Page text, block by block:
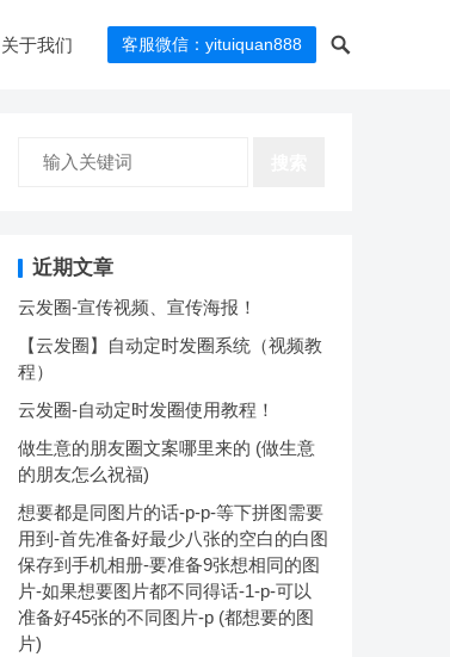
关于我们 客服微信：yituiquan888
近期文章
云发圈-宣传视频、宣传海报！
【云发圈】自动定时发圈系统（视频教
程）
云发圈-自动定时发圈使用教程！
做生意的朋友圈文案哪里来的 (做生意
的朋友怎么祝福)
想要都是同图片的话-p-p-等下拼图需要
用到-首先准备好最少八张的空白的白图
保存到手机相册-要准备9张想相同的图
片-如果想要图片都不同得话-1-p-可以
准备好45张的不同图片-p (都想要的图
片)